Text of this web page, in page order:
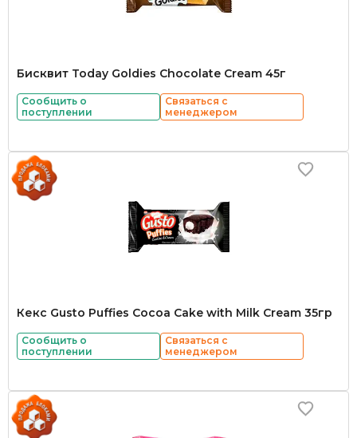
Бисквит Today Goldies Chocolate Cream 45г
Сообщить о
поступлении
Связаться с
менеджером
Кекс Gusto Puffies Cocoa Cake with Milk Cream 35гр
Сообщить о
поступлении
Связаться с
менеджером